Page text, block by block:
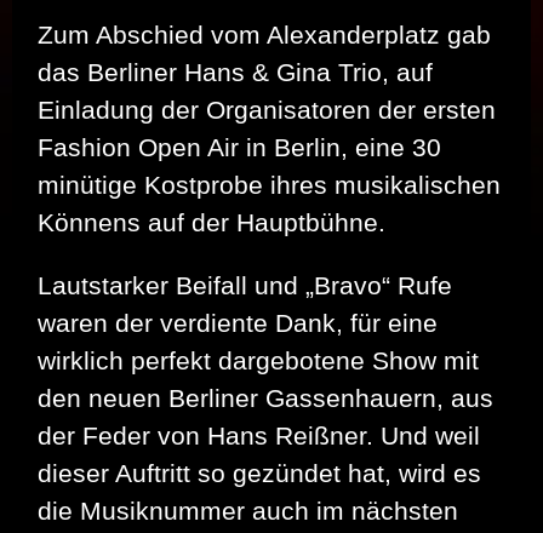
Zum Abschied vom Alexanderplatz gab
das Berliner Hans & Gina Trio, auf
Einladung der Organisatoren der ersten
Fashion Open Air in Berlin, eine 30
minütige Kostprobe ihres musikalischen
Könnens auf der Hauptbühne.
Lautstarker Beifall und „Bravo“ Rufe
waren der verdiente Dank, für eine
wirklich perfekt dargebotene Show mit
den neuen Berliner Gassenhauern, aus
der Feder von Hans Reißner. Und weil
dieser Auftritt so gezündet hat, wird es
die Musiknummer auch im nächsten